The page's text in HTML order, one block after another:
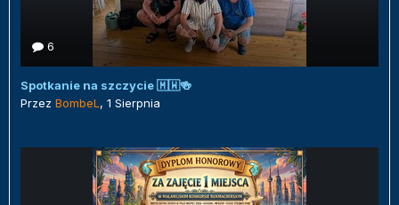
6
Spotkanie na szczycie 🇲🇼🍻
Przez BombeL , 1 Sierpnia